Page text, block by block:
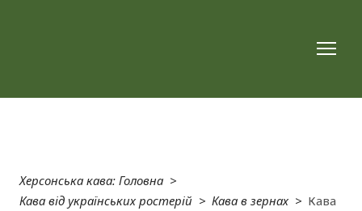
Херсонська кава: Головна
Кава від українських ростерій
Кава в зернах
Кава